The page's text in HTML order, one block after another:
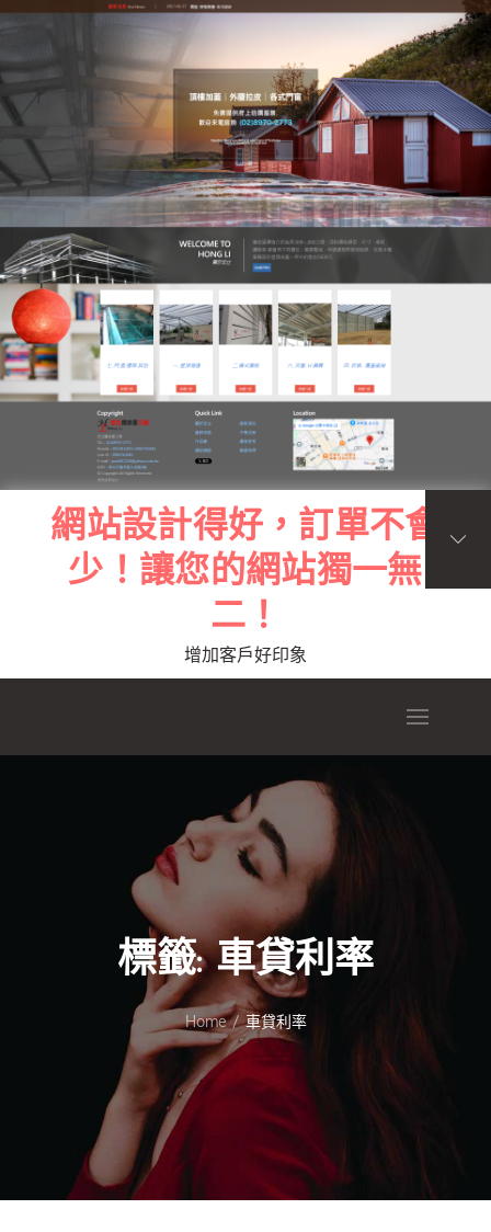
Skip
to
content
網站設計得好，訂單不會
少！讓您的網站獨一無
二！
增加客戶好印象
標籤:車貸利率
Home 車貸利率